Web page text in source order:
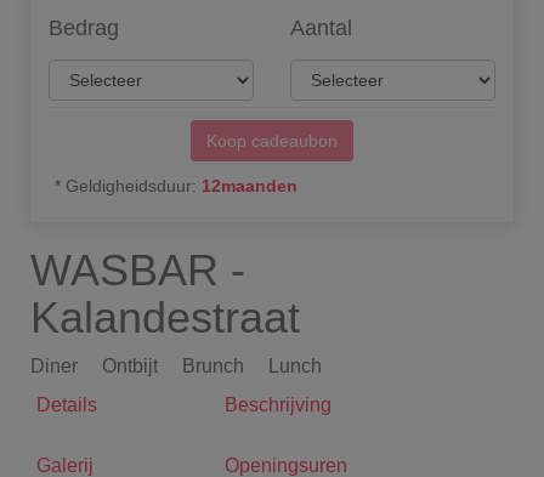
Bedrag Aantal
Koop cadeaubon
* Geldigheidsduur: 12maanden
WASBAR -
Kalandestraat
Diner Ontbijt Brunch
Lunch
Details
Beschrijving
Galerij Openingsuren